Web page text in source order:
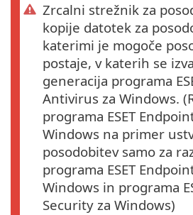
Zrcalni strežnik za
kopije datotek za
katerimi je mogoče
postaje, v katerih se
generacija programa
Antivirus za Windows.
programa ESET
Windows na primer
posodobitev samo za
programa ESET
Windows in programa
Security za Windows)